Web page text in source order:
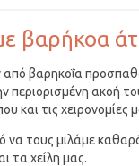
βαρήκοα
βαρηκοΐα
περιορισμένη ακοή
και τις χειρονομίες
να τους μιλάμε
τα χείλη μας.